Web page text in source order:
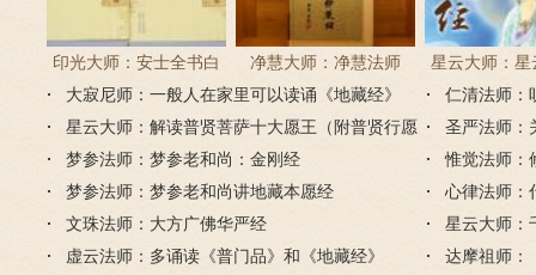
印光大师：安士全书白
话解
净慧大师：净慧法师
《楞严经》浅译
星云大师：星
《心经
大寂尼师：一般人在家里可以读诵《地藏经》
吗？
仁清法师：
星云大师：解读普贤菩萨十大愿王（附普贤行愿
品全文）
圣严法师：
梦参法师：梦参老和尚：金刚经
惟觉法师：
梦参法师：梦参老和尚讲地藏本愿经
心律法师：
文珠法师：大方广佛华严经
星云大师：
虚云法师：多诵读《普门品》和《地藏经》
达摩祖师：